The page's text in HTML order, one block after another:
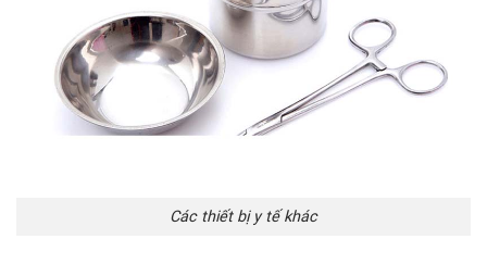
Các thiết bị y tế khác